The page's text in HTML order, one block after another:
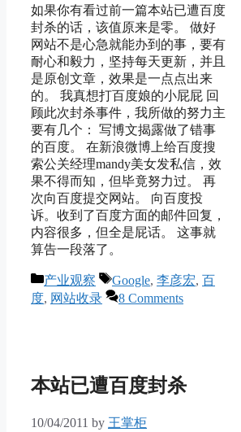
如果你有看过前一篇本站已遭百度
封杀的话，该值原来是零。 做好
网站不是心急就能办到的事，要有
耐心和毅力，坚持每天更新，并且
是原创文章，效果是一点点出来
的。 我真想打百度娘的小屁屁 回
顾此次封杀事件，我所做的努力主
要有几个： 写博文揭露做了错事
的百度。 在新浪微博上给百度搜
索公关经理mandy美女发私信，效
果不得而知，但毕竟努力过。 再
次向百度提交网站。 向百度投
诉。收到了百度方面的邮件回复，
内容很多，但全是屁话。 这事就
算告一段落了。
Categories
产业观察 Tags
Google, 李彦宏, 百
度, 网站收录 8 Comments
本站已遭百度封杀
10/04/2011 by 王掌柜